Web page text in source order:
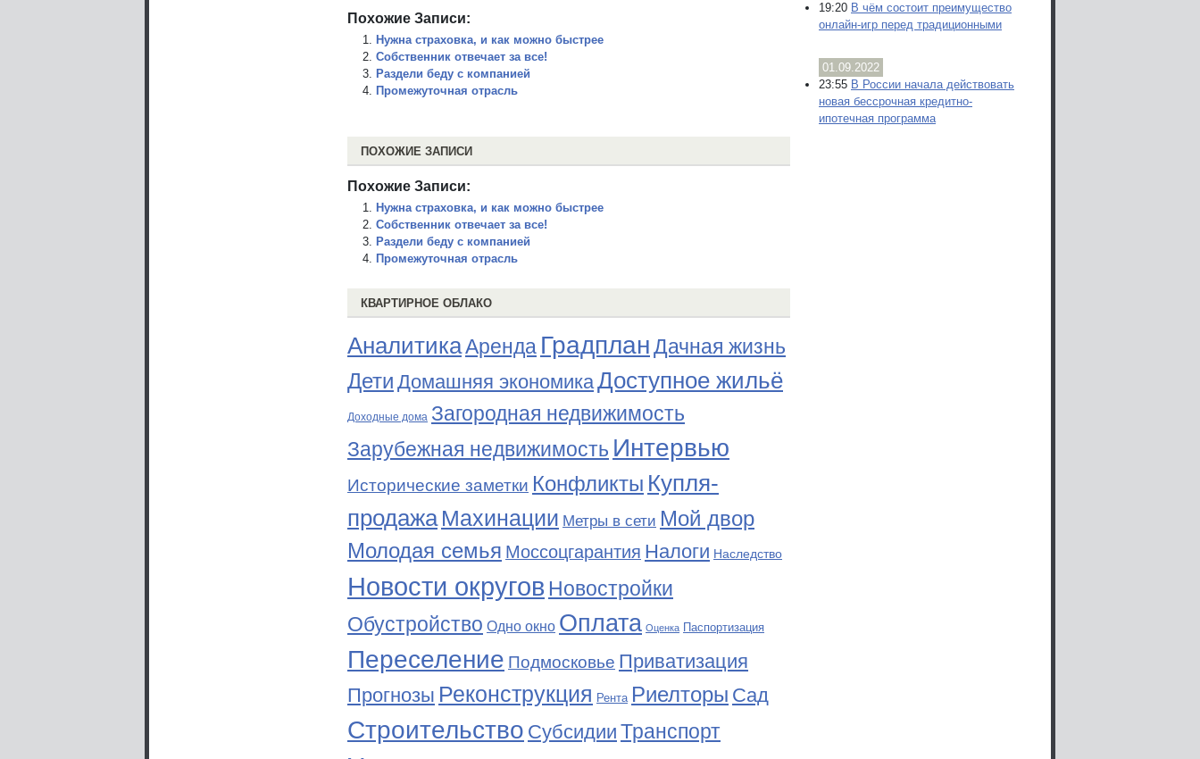
Похожие Записи:
Нужна страховка, и как можно быстрее
Собственник отвечает за все!
Раздели беду с компанией
Промежуточная отрасль
ПОХОЖИЕ ЗАПИСИ
Похожие Записи:
Нужна страховка, и как можно быстрее
Собственник отвечает за все!
Раздели беду с компанией
Промежуточная отрасль
КВАРТИРНОЕ ОБЛАКО
АналитикаАренда ГрадпланДачная жизнь
Дети Домашняя экономикаДоступное жильё
Доходные дома Загородная недвижимость
Зарубежная недвижимость Интервью
Исторические заметки Конфликты Купля-
продажа Махинации Метры в сети Мой двор
Молодая семья Моссоцгарантия Налоги Наследство
Новости округов Новостройки
Обустройство Одно окно Оплата Оценка Паспортизация
Переселение Подмосковье Приватизация
Прогнозы Реконструкция Рента Риелторы Сад
Строительство Субсидии Транспорт
19:20 В чём состоит преимущество
онлайн-игр перед традиционными
01.09.2022
23:55 В России начала действовать
новая бессрочная кредитно-
ипотечная программа